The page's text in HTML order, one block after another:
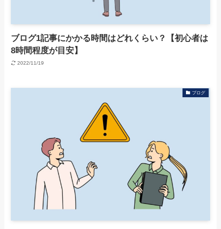
ブログ1記事にかかる時間はどれくらい？【初心者は
8時間程度が目安】
2022/11/19
ブログ